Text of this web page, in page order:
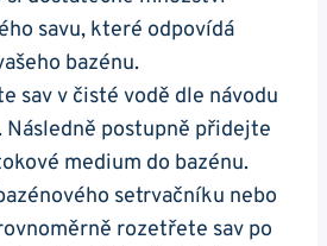
savu, které odpovídá
bazénu.
sav v čisté vodě dle návodu
Následně postupně přidejte
medium do bazénu.
setrvačníku nebo
rozetřete sav po